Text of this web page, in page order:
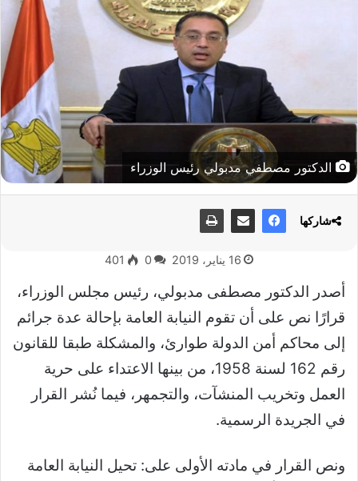
الدكتور مصطفي مدبولي رئيس الوزراء
16 يناير، 2019 0
401
أصدر الدكتور مصطفى مدبولي، رئيس مجلس الوزراء،
قرارًا نص على أن تقوم النيابة العامة بإحالة عدة جرائم
إلى محاكم أمن الدولة طوارئ، والمشكلة طبقا للقانون
رقم 162 لسنة 1958، من بينها الاعتداء على حرية
العمل وتخريب المنشآت، والتجمهر، فيما نُشر القرار
في الجريدة الرسمية.
ونص القرار في مادته الأولى على: تحيل النيابة العامة
شاركها